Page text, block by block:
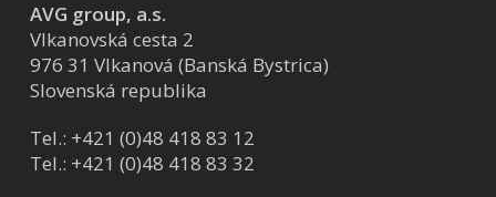
AVG group, a.s.
Vlkanovská cesta 2
976 31 Vlkanová (Banská Bystrica)
Slovenská republika
Tel.: +421 (0)48 418 83 12
Tel.: +421 (0)48 418 83 32